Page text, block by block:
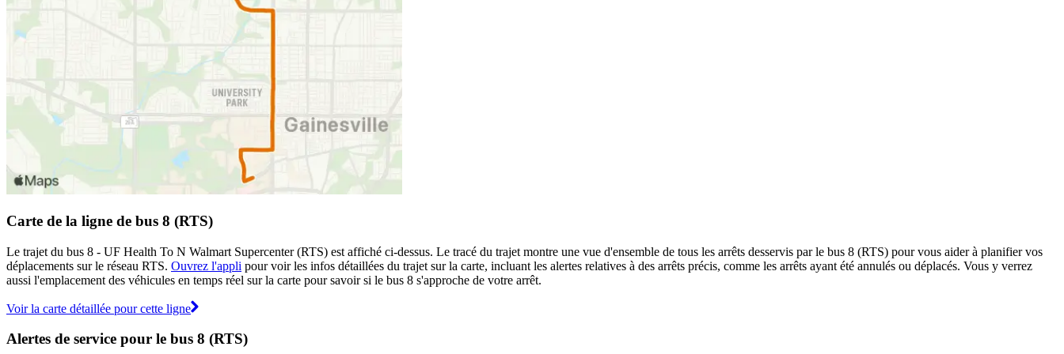
Carte de la ligne de bus 8 (RTS)
Le trajet du bus 8 - UF Health To N Walmart Supercenter (RTS) est affiché ci-dessus. Le tracé du trajet montre une vue d'ensemble de tous les arrêts desservis par le bus 8 (RTS) pour vous aider à planifier vos
déplacements sur le réseau RTS. Ouvrez l'appli pour voir les infos détaillées du trajet sur la carte, incluant les alertes relatives à des arrêts précis, comme les arrêts ayant été annulés ou déplacés. Vous y verrez
aussi l'emplacement des véhicules en temps réel sur la carte pour savoir si le bus 8 s'approche de votre arrêt.
Voir la carte détaillée pour cette ligne
Alertes de service pour le bus 8 (RTS)